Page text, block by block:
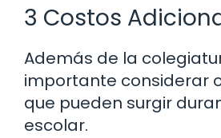
3 Costos
Además de la
importante considerar
que pueden surgir
escolar.